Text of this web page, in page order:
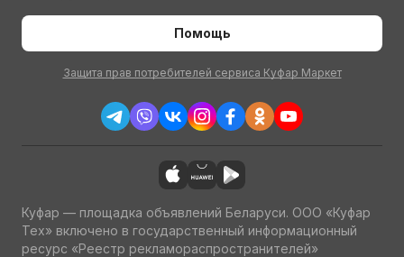
Помощь
Защита прав потребителей сервиса Куфар Маркет
Куфар — площадка объявлений Беларуси. ООО «Куфар
Тех» включено в государственный информационный
ресурс «Реестр рекламораспространителей»